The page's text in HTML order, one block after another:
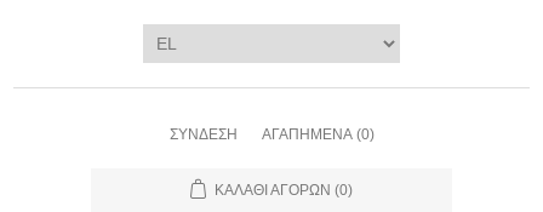
ΣΎΝΔΕΣΗ ΑΓΑΠΗΜΈΝΑ (0)
ΚΑΛΆΘΙ ΑΓΟΡΏΝ (0)